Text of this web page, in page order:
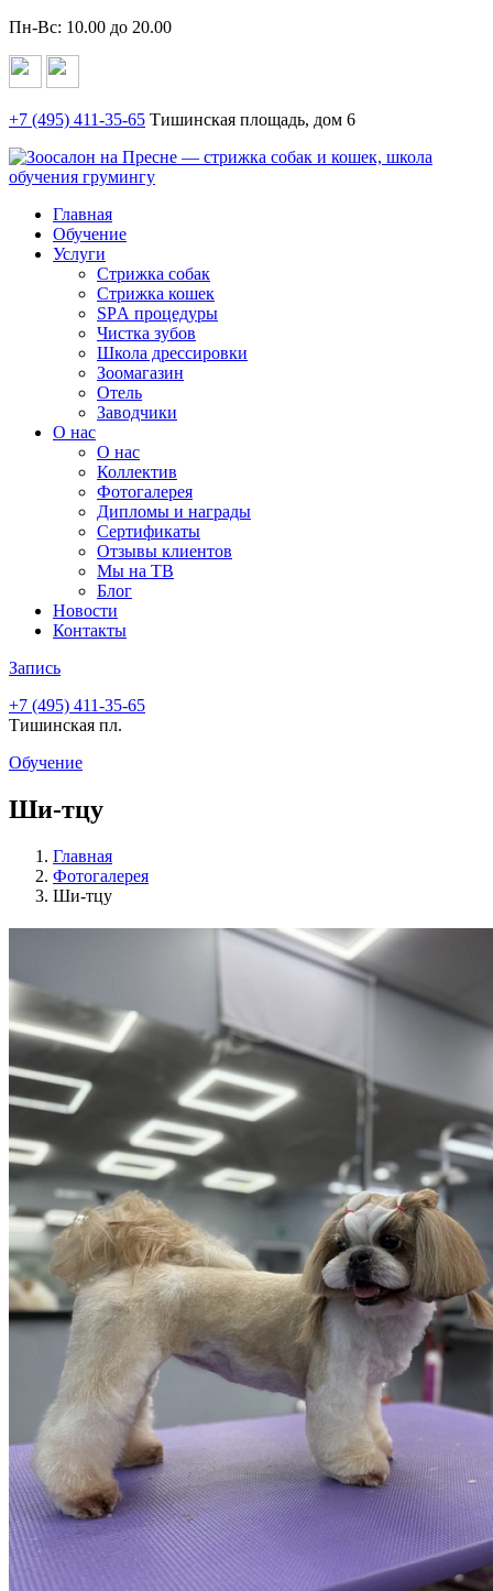
Пн-Вс: 10.00 до 20.00
+7 (495) 411-35-65 Тишинская площадь, дом 6
Главная
Обучение
Услуги
Стрижка собак
Стрижка кошек
SPА процедуры
Чистка зубов
Школа дрессировки
Зоомагазин
Отель
Заводчики
О нас
О нас
Коллектив
Фотогалерея
Дипломы и награды
Сертификаты
Отзывы клиентов
Мы на ТВ
Блог
Новости
Контакты
Запись
+7 (495) 411-35-65
Тишинская пл.
Обучение
Ши-тцу
Главная
Фотогалерея
Ши-тцу